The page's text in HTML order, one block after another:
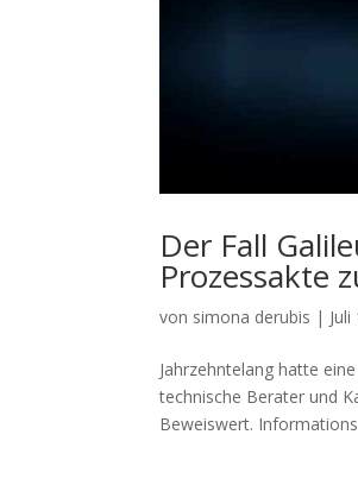
Der Fall
Prozessakte
von simona derubis |
Jahrzehntelang hatte
technische Berater und
Beweiswert.